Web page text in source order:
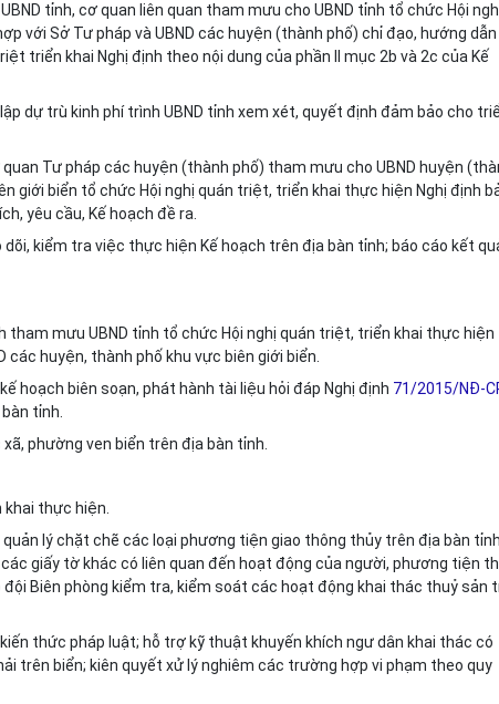
tỉnh, cơ quan liên quan tham mưu cho UBND tỉnh tổ chức Hội
ợp với Sở Tư pháp và UBND các huyện (thành phố) chỉ đạo, hướng dẫn
triển khai Nghị định theo nội dung của phần II mục 2b và 2c của Kế
dự trù kinh phí trình UBND tỉnh xem xét, quyết định đảm bảo cho
quan Tư pháp các huyện (thành phố) tham mưu cho UBND huyện
giới biển tổ chức Hội nghị quán triệt, triển khai thực hiện Nghị định
yêu cầu, Kế hoạch đề ra.
dõi, kiểm tra việc thực hiện Kế hoạch trên địa bàn tỉnh; báo cáo kết
tham mưu UBND tỉnh tổ chức Hội nghị quán triệt, triển khai thực hiện
các huyện, thành phố khu vực biên giới biển.
hoạch biên soạn, phát hành tài liệu hỏi đáp Nghị định 71/2015/NĐ-
tỉnh.
phường ven biển trên địa bàn tỉnh.
khai thực hiện.
lý chặt chẽ các loại phương tiện giao thông thủy trên địa bàn
giấy tờ khác có liên quan đến hoạt động của người, phương tiện
Biên phòng kiểm tra, kiểm soát các hoạt động khai thác thuỷ sản
thức pháp luật; hỗ trợ kỹ thuật khuyến khích ngư dân khai thác có
trên biển; kiên quyết xử lý nghiêm các trường hợp vi phạm theo quy